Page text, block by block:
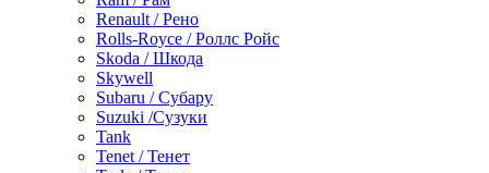
Renault / Рено
Rolls-Royce / Роллс Ройс
Skoda / Шкода
Skywell
Subaru / Субару
Suzuki /Сузуки
Tank
Tenet / Тенет